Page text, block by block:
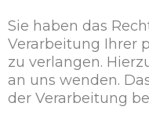
Sie haben das
Verarbeitung Ihrer
zu verlangen.
an uns wenden.
der Verarbeitung